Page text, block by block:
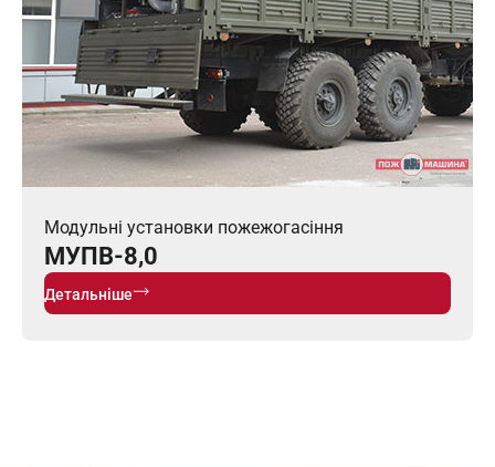
Модульні установки пожежогасіння
МУПВ-8,0
Детальніше